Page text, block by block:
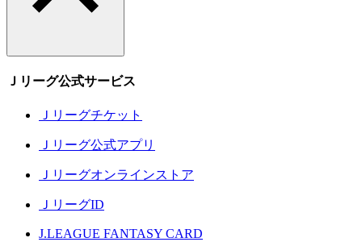
Ｊリーグ公式サービス
Ｊリーグチケット
Ｊリーグ公式アプリ
Ｊリーグオンラインストア
ＪリーグID
J.LEAGUE FANTASY CARD